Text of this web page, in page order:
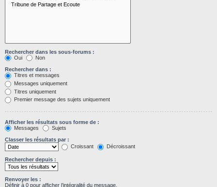
Rechercher dans les sous-forums :
Oui
Non
Rechercher dans :
Titres et messages
Messages uniquement
Titres uniquement
Premier message des sujets uniquement
Afficher les résultats sous forme de :
Messages
Sujets
Classer les résultats par :
Croissant
Décroissant
Rechercher depuis :
Renvoyer les :
Définir à 0 pour afficher l’intégralité du message.